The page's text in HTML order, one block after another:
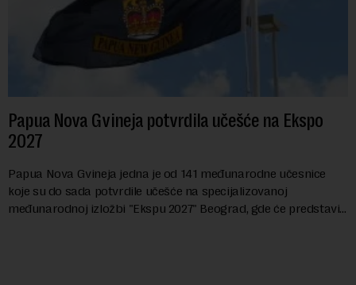
Papua Nova Gvineja potvrdila učešće na Ekspo
2027
Papua Nova Gvineja jedna je od 141 međunarodne učesnice
koje su do sada potvrdile učešće na specijalizovanoj
međunarodnoj izložbi "Ekspu 2027" Beograd, gde će predstaviti